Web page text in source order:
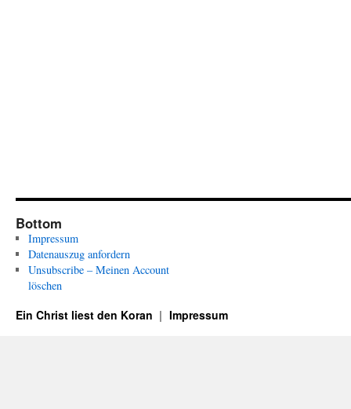
Bottom
Impressum
Datenauszug anfordern
Unsubscribe – Meinen Account
löschen
Ein Christ liest den Koran Impressum